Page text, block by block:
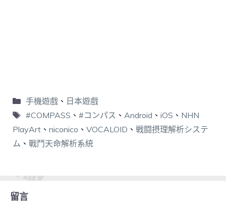
手機遊戲、 日本遊戲
#COMPASS 、 #コンパス 、 Android 、 iOS 、 NHN
PlayArt 、 niconico 、 VOCALOID 、 戦闘摂理解析システ
ム 、 戰鬥天命解析系統
留言